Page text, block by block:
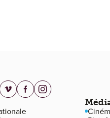
vimeo.com
facebook.com
instagram.com